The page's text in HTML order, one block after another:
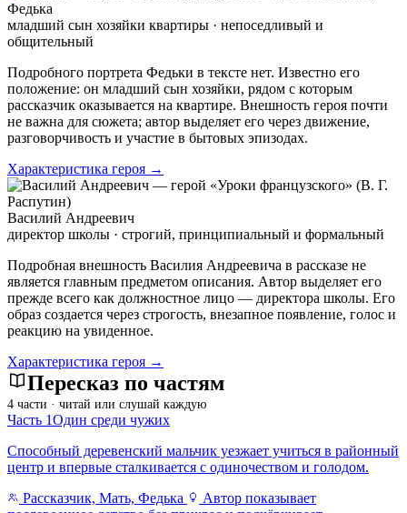
Федька
младший сын хозяйки квартиры · непоседливый и
общительный
Подробного портрета Федьки в тексте нет. Известно его
положение: он младший сын хозяйки, рядом с которым
рассказчик оказывается на квартире. Внешность героя почти
не важна для сюжета; автор выделяет его через движение,
разговорчивость и участие в бытовых эпизодах.
Характеристика героя →
Василий Андреевич
директор школы · строгий, принципиальный и формальный
Подробная внешность Василия Андреевича в рассказе не
является главным предметом описания. Автор выделяет его
прежде всего как должностное лицо — директора школы. Его
образ создается через строгость, внезапное появление, голос и
реакцию на увиденное.
Характеристика героя →
Пересказ по частям
4 части · читай или слушай каждую
Часть 1Один среди чужих
Способный деревенский мальчик уезжает учиться в районный
центр и впервые сталкивается с одиночеством и голодом.
Рассказчик, Мать, Федька
Автор показывает